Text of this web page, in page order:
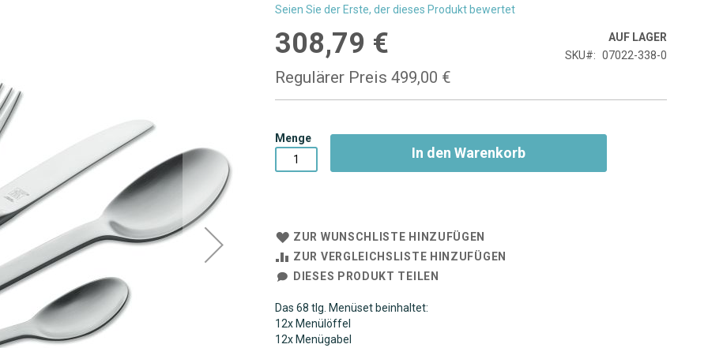
Seien Sie der Erste, der dieses Produkt bewertet
Sonderpreis
308,79 €
Regulärer Preis 499,00 €
AUF LAGER
SKU
07022-338-0
Menge
In den Warenkorb
ZUR WUNSCHLISTE HINZUFÜGEN
ZUR VERGLEICHSLISTE HINZUFÜGEN
DIESES PRODUKT TEILEN
Das 68 tlg. Menüset beinhaltet:
12x Menülöffel
12x Menügabel